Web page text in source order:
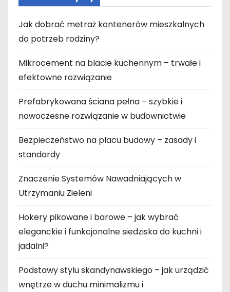
Jak dobrać metraż kontenerów mieszkalnych
do potrzeb rodziny?
Mikrocement na blacie kuchennym – trwałe i
efektowne rozwiązanie
Prefabrykowana ściana pełna – szybkie i
nowoczesne rozwiązanie w budownictwie
Bezpieczeństwo na placu budowy – zasady i
standardy
Znaczenie Systemów Nawadniających w
Utrzymaniu Zieleni
Hokery pikowane i barowe – jak wybrać
eleganckie i funkcjonalne siedziska do kuchni i
jadalni?
Podstawy stylu skandynawskiego – jak urządzić
wnętrze w duchu minimalizmu i